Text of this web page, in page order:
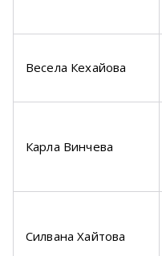
Весела Кехайова
Карла Винчева
Силвана Хайтова